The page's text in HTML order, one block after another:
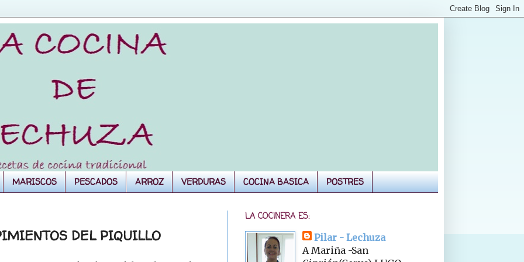
MARISCOS PESCADOS ARROZ VERDURAS COCINA BASICA POSTRES
DEL PIQUILLO
LA COCINERA ES:
Pilar - Lechuza
A Mariña -San